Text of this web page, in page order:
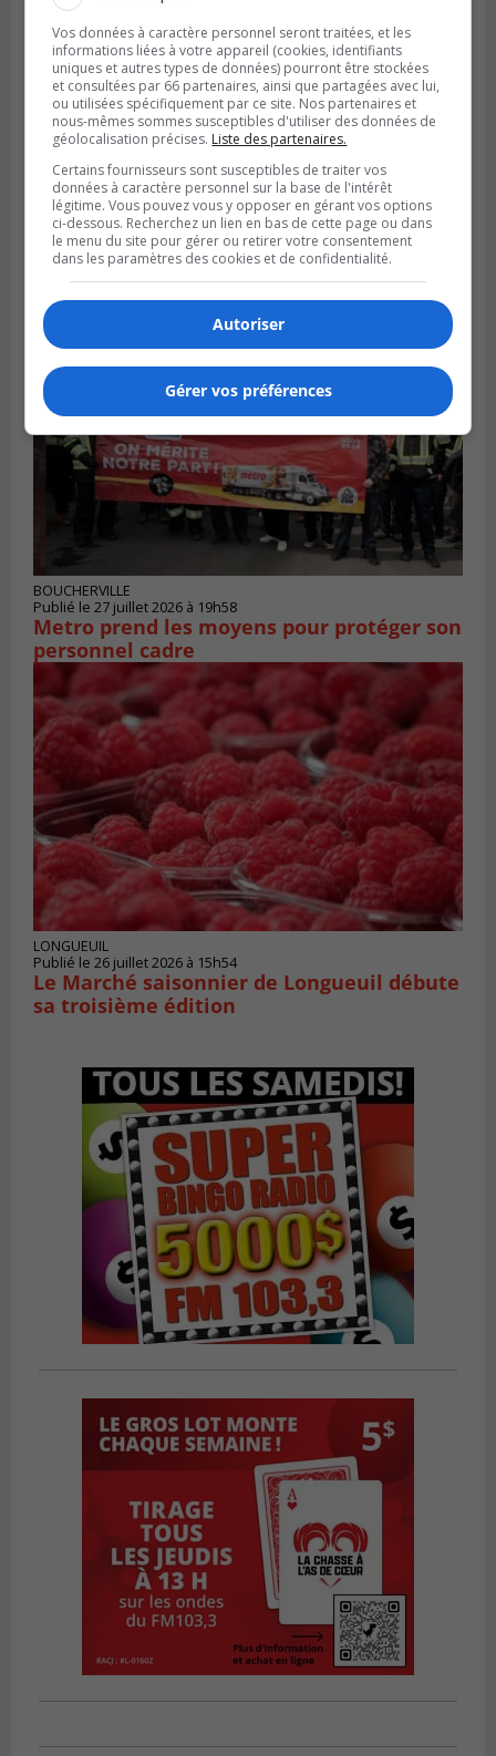
VIEUX-LONGUEUIL
Publié le 28 juillet 2026 à 07h44
La Tablée des chefs obtient un appui
financier pour poursuivre sa mission
BOUCHERVILLE
Publié le 27 juillet 2026 à 19h58
Metro prend les moyens pour protéger son
personnel cadre
LONGUEUIL
Publié le 26 juillet 2026 à 15h54
Le Marché saisonnier de Longueuil débute
sa troisième édition
Vos données à caractère personnel seront traitées, et les
informations liées à votre appareil (cookies, identifiants
uniques et autres types de données) pourront être stockées
et consultées par 66 partenaires, ainsi que partagées avec lui,
ou utilisées spécifiquement par ce site. Nos partenaires et
nous-mêmes sommes susceptibles d'utiliser des données de
géolocalisation précises. Liste des partenaires.
Certains fournisseurs sont susceptibles de traiter vos
données à caractère personnel sur la base de l'intérêt
légitime. Vous pouvez vous y opposer en gérant vos options
ci-dessous. Recherchez un lien en bas de cette page ou dans
le menu du site pour gérer ou retirer votre consentement
dans les paramètres des cookies et de confidentialité.
Autoriser
Gérer vos préférences